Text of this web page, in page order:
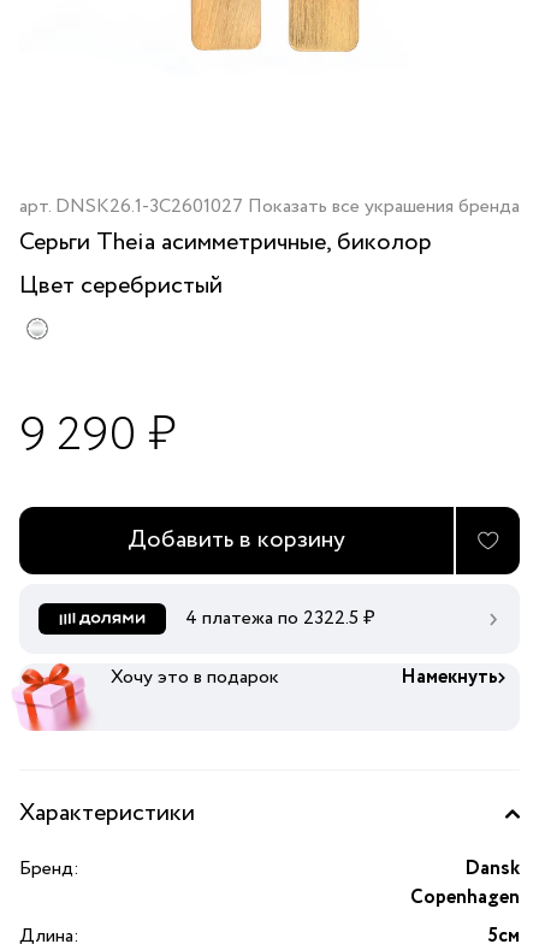
арт. DNSK26.1-3C2601027 Показать все украшения бренда
Серьги Theia асимметричные, биколор
Цвет серебристый
9 290 ₽
Добавить в корзину
4 платежа по 2322.5 ₽
Хочу это в подарок Намекнуть
Характеристики
Бренд:
Dansk
Copenhagen
Длина:
5см